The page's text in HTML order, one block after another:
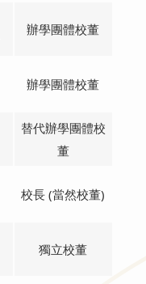
辦學團體校董
辦學團體校董
替代辦學團體校
董
校長 (當然校董)
獨立校董